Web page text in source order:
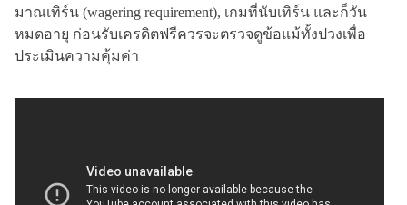
มาณเทิร์น (wagering requirement), เกมที่นับเทิร์น และก็วัน
หมดอายุ ก่อนรับเครดิตฟรีควรจะตรวจดูข้อแม้ทั้งปวงเพื่อ
ประเมินความคุ้มค่า